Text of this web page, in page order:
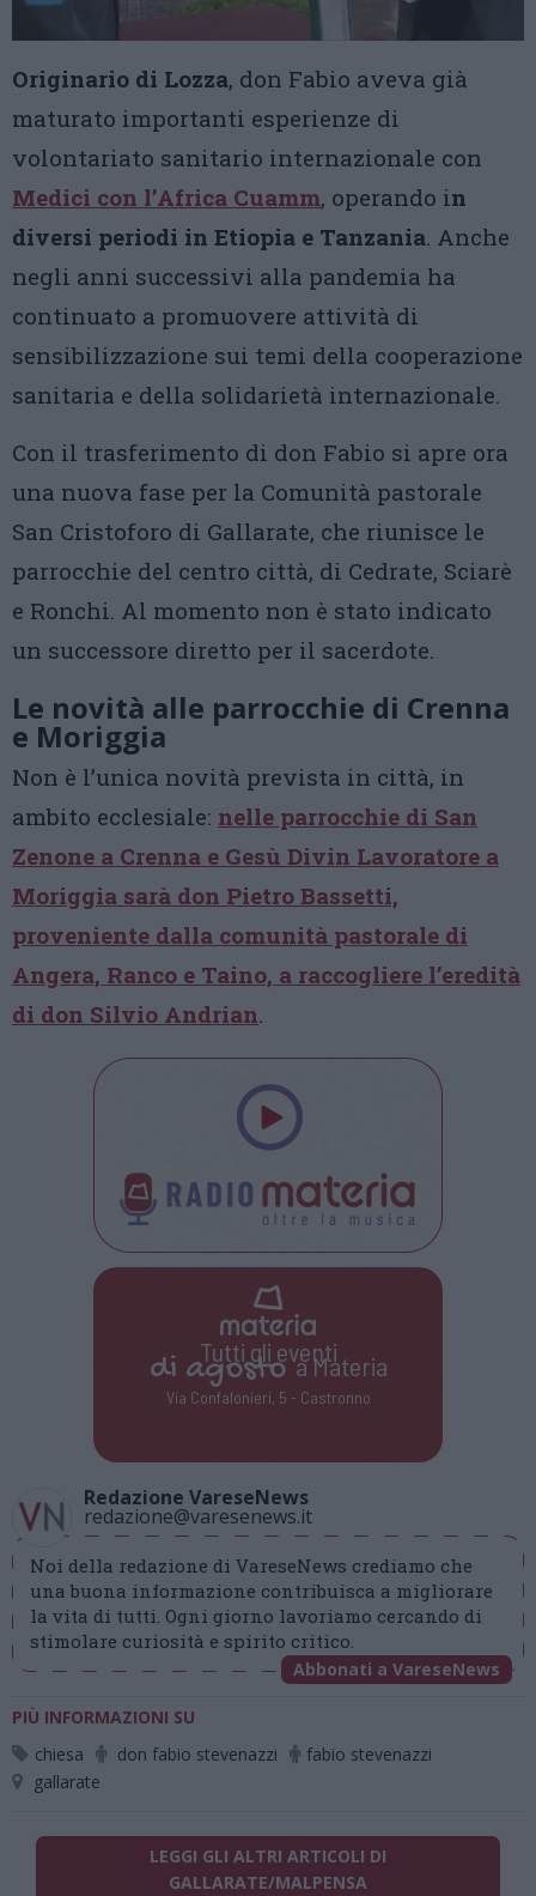
Originario di Lozza, don Fabio aveva già
maturato importanti esperienze di
volontariato sanitario internazionale con
Medici con l’Africa Cuamm, operando in
diversi periodi in Etiopia e Tanzania. Anche
negli anni successivi alla pandemia ha
continuato a promuovere attività di
sensibilizzazione sui temi della cooperazione
sanitaria e della solidarietà internazionale.
Con il trasferimento di don Fabio si apre ora
una nuova fase per la Comunità pastorale
San Cristoforo di Gallarate, che riunisce le
parrocchie del centro città, di Cedrate, Sciarè
e Ronchi. Al momento non è stato indicato
un successore diretto per il sacerdote.
Le novità alle parrocchie di Crenna
e Moriggia
Non è l’unica novità prevista in città, in
ambito ecclesiale: nelle parrocchie di San
Zenone a Crenna e Gesù Divin Lavoratore a
Moriggia sarà don Pietro Bassetti,
proveniente dalla comunità pastorale di
Angera, Ranco e Taino, a raccogliere l’eredità
di don Silvio Andrian.
Tutti gli eventi
di agostoa Materia
Via Confalonieri, 5 - Castronno
Redazione VareseNews
redazione@varesenews.it
Noi della redazione di VareseNews crediamo che
una buona informazione contribuisca a migliorare
la vita di tutti. Ogni giorno lavoriamo cercando di
stimolare curiosità e spirito critico.
Abbonati a VareseNews
PIÙ INFORMAZIONI SU
chiesa
don fabio stevenazzi
fabio stevenazzi
gallarate
LEGGI GLI ALTRI ARTICOLI DI
GALLARATE/MALPENSA